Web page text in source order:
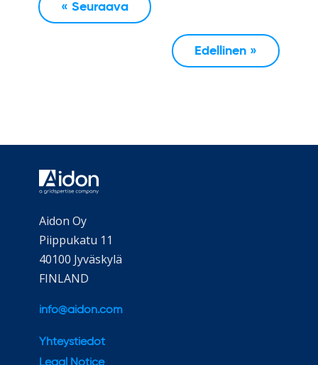
« Seuraava
Edellinen »
Aidon Oy
Piippukatu 11
40100 Jyväskylä
FINLAND
info@aidon.com
Yhteystiedot